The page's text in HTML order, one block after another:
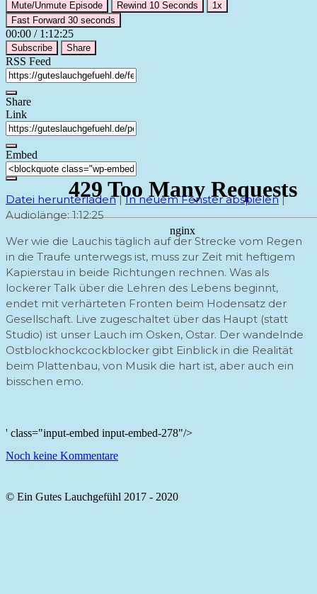
Mute/Unmute Episode
Rewind 10 Seconds
1x
Fast Forward 30 seconds
00:00 / 1:12:25
Subscribe Share
RSS Feed
Share
Link
Embed
' class="input-embed input-embed-278"/>
Datei herunterladen|In neuem Fenster abspielen|
Audiolänge: 1:12:25
Wer wie die Lauchis täglich auf der Strecke vom Regen
in die Traufe unterwegs ist, muss zur Zeit mit heftigem
Kapierstau in beide Richtungen rechnen. Was als
lockerer Talk über die Lehren des Lebens beginnt,
endet mit verhärteten Fronten beim Hodensatz der
Gesellschaft. Live zugeschaltet über das Haupt (statt
Studio) ist unser Lauch im Osken, Ostar. Der wandelnde
Ostblockhockcockblocker gibt Einblick in die Realität
beim Plattenbau, von Musik die hart ist, aber auch ein
bisschen emo.
Noch keine Kommentare
© Ein Gutes Lauchgefühl 2017 - 2020